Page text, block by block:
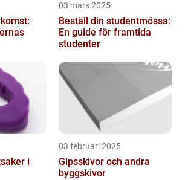
03 mars 2025
Beställ din studentmössa:
En guide för framtida
studenter
i
03 februari 2025
Gipsskivor och andra
byggskivor